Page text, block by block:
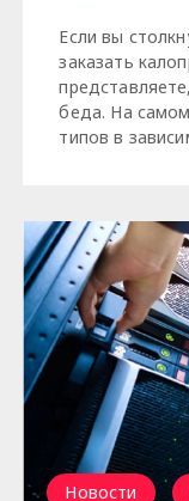
Если вы
заказать
беда. На
типов в
Новости